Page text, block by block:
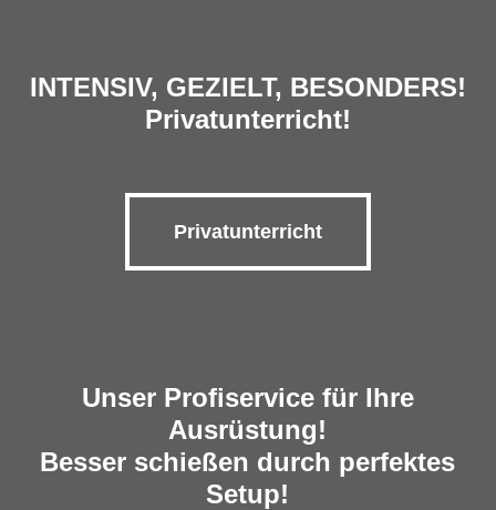
INTENSIV, GEZIELT, BESONDERS!
Privatunterricht!
Privatunterricht
Unser Profiservice für Ihre
Ausrüstung!
Besser schießen durch perfektes
Setup!